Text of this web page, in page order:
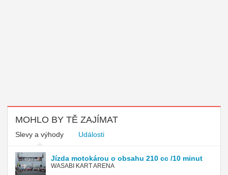
MOHLO BY TĚ ZAJÍMAT
Slevy a výhody Události
Jízda motokárou o obsahu 210 cc /10 minut
WASABI KART ARENA